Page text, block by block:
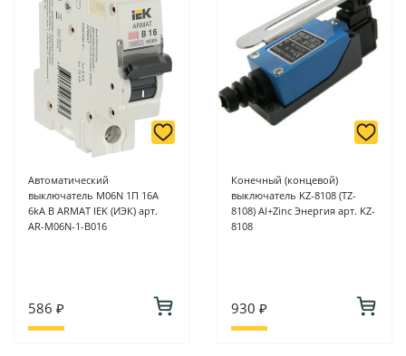
Автоматический
выключатель M06N 1П 16A
6kA B ARMAT IEK (ИЭК) арт.
AR-M06N-1-B016
586 ₽
Конечный (концевой)
выключатель KZ-8108 (TZ-
8108) Al+Zinc Энергия арт. KZ-
8108
930 ₽